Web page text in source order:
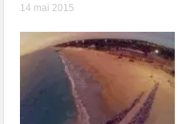
14 mai 2015